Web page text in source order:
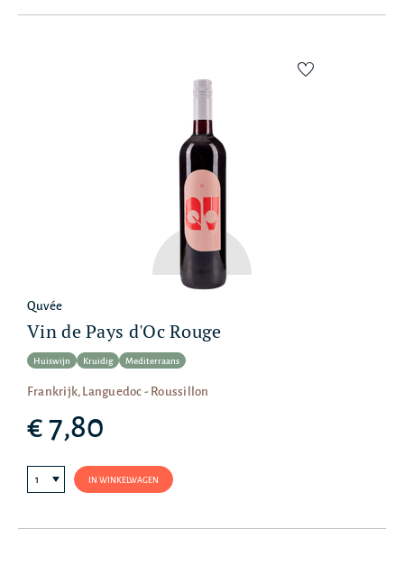
Quvée
Vin de Pays d'Oc Rouge
Huiswijn Kruidig Mediterraans
Frankrijk, Languedoc - Roussillon
€ 7,80
IN WINKELWAGEN